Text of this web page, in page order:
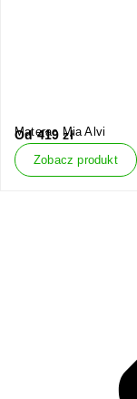
Materac Mia Alvi
Od419zł
Zobacz produkt